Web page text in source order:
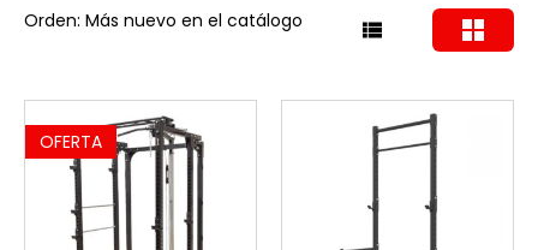
Orden: Más nuevo en el catálogo
OFERTA